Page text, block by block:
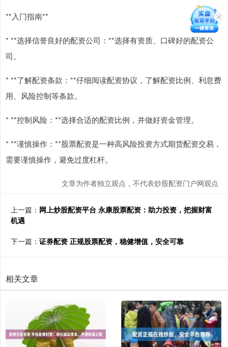
**入门指南**
* **选择信誉良好的配资公司：**选择有资质、口碑好的配资公
司。
* **了解配资条款：**仔细阅读配资协议，了解配资比例、利息费
用、风险控制等条款。
* **控制风险：**选择合适的配资比例，并做好资金管理。
* **谨慎操作：**股票配资是一种高风险投资方式期货配资交易，
需要谨慎操作，避免过度杠杆。
文章为作者独立观点，不代表炒股配资门户网观点
上一篇： 网上炒股配资平台 永康股票配资：助力投资，把握财富
机遇
下一篇： 证券配资 正规股票配资，稳健增值，安全可靠
相关文章